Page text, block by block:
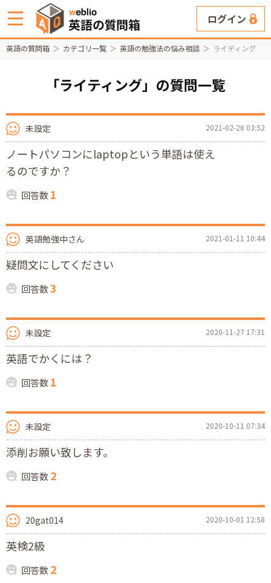
ログイン
英語の質問箱 カテゴリ一覧 英語の勉強法の悩み相談 ライティング
「ライティング」の質問一覧
未設定 2021-02-26 03:52
ノートパソコンにlaptopという単語は使え
るのですか？
回答数1
英語勉強中さん 2021-01-11 10:44
疑問文にしてください
回答数3
未設定 2020-11-27 17:31
英語でかくには？
回答数1
未設定 2020-10-11 07:34
添削お願い致します。
回答数2
20gat014 2020-10-01 12:58
英検2級
回答数2